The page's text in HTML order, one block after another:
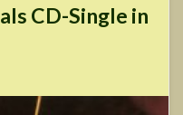
CD-Single in